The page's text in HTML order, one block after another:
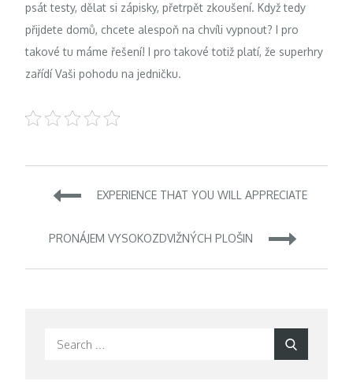
psát testy, dělat si zápisky, přetrpět zkoušení. Když tedy
přijdete domů, chcete alespoň na chvíli vypnout? I pro
takové tu máme řešení! I pro takové totiž platí, že superhry
zařídí Vaši pohodu na jedničku.
Navigace
pro
příspěvek
EXPERIENCE THAT YOU WILL APPRECIATE
PRONÁJEM VYSOKOZDVIŽNÝCH PLOŠIN
Search